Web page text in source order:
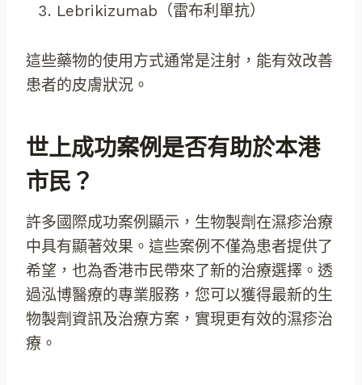
Lebrikizumab（雷布利單抗）
這些藥物的使用方式通常是注射，能有效改善
患者的皮膚狀況。
世上成功案例是否有助於本港
市民？
許多國際成功案例顯示，生物製劑在濕疹治療
中具有顯著效果。這些案例不僅為患者提供了
希望，也為香港市民帶來了新的治療選擇。透
過泓博醫療的專業服務，您可以獲得最新的生
物製劑資訊及治療方案，實現更有效的濕疹治
療。